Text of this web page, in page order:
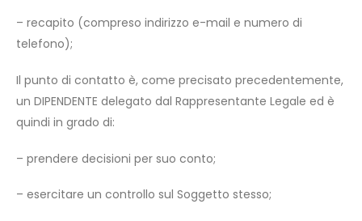
– recapito (compreso indirizzo e-mail e numero di
telefono);
Il punto di contatto è, come precisato precedentemente,
un DIPENDENTE delegato dal Rappresentante Legale ed è
quindi in grado di:
– prendere decisioni per suo conto;
– esercitare un controllo sul Soggetto stesso;